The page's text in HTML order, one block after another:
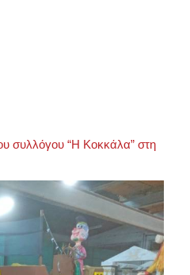
συλλόγου “Η Κοκκάλα” στη